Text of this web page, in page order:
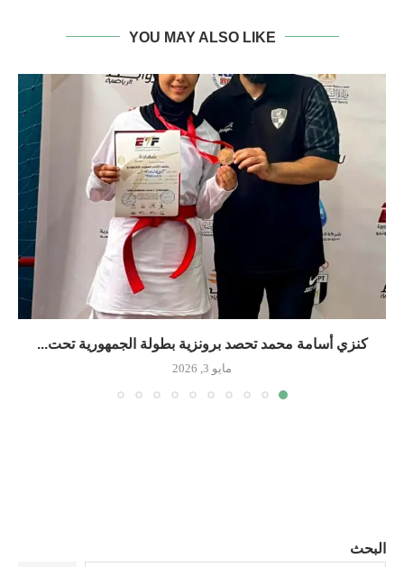
YOU MAY ALSO LIKE
كنزي أسامة محمد تحصد برونزية بطولة الجمهورية تحت...
مايو 3, 2026
البحث